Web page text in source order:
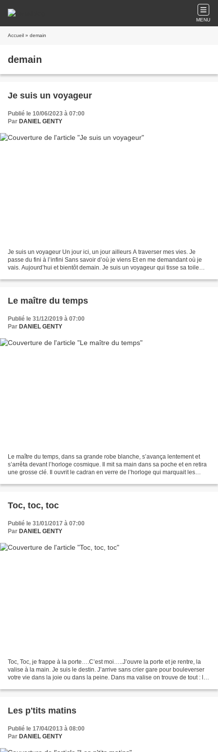
MENU
Accueil » demain
demain
Je suis un voyageur
Publié le 10/06/2023 à 07:00
Par DANIEL GENTY
Je suis un voyageur Un jour ici, un jour ailleurs A traverser mes vies. Je
passe du fini à l’infini Sans savoir d’où je viens Et en me demandant où je
vais. Aujourd’hui et bientôt demain. Je suis un voyageur qui tisse sa toile
Le maître du temps
Publié le 31/12/2019 à 07:00
Par DANIEL GENTY
Le maître du temps, dans sa grande robe blanche, s’avança lentement et
s’arrêta devant l’horloge cosmique. Il mit sa main dans sa poche et en retira
une grosse clé. Il ouvrit le cadran en verre de l’horloge qui marquait les
Toc, toc, toc
Publié le 31/01/2017 à 07:00
Par DANIEL GENTY
Toc, Toc, je frappe à la porte….C’est moi…..J’ouvre la porte et je rentre, la
valise à la main. Je suis le destin. J’arrive sans crier gare pour bouleverser
votre vie dans la joie ou dans la peine. Dans ma valise on trouve de tout : les
Les p'tits matins
Publié le 17/04/2013 à 08:00
Par DANIEL GENTY